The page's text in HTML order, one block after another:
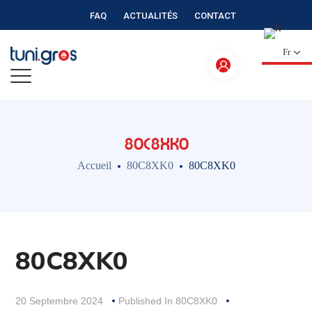
FAQ ACTUALITÉS CONTACT
Fr
80C8XK0
Accueil 80C8XK0 80C8XK0
80C8XK0
20 Septembre 2024 Published In80C8XK0